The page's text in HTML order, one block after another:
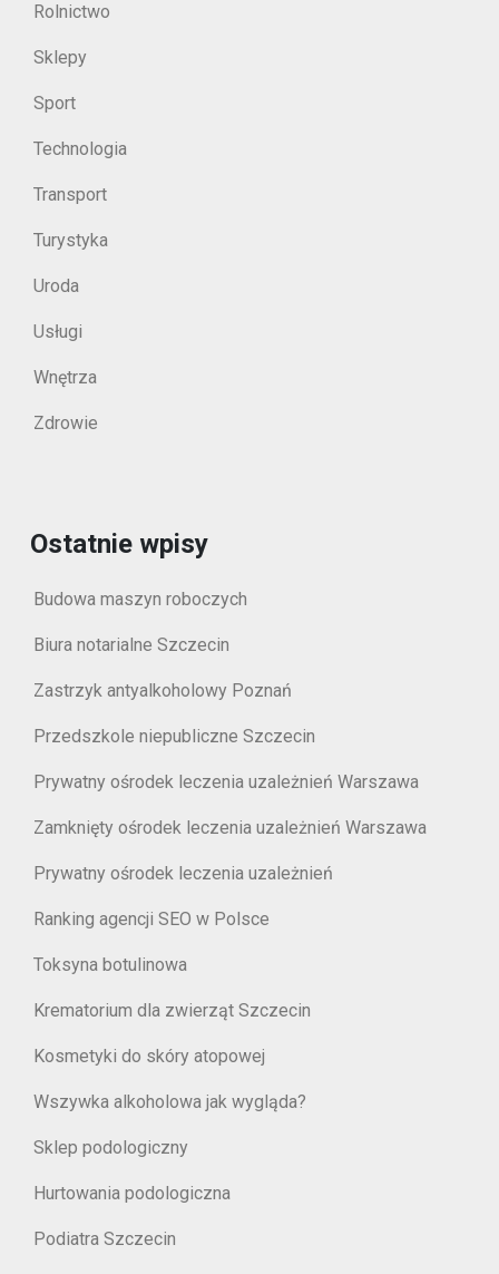
Rolnictwo
Sklepy
Sport
Technologia
Transport
Turystyka
Uroda
Usługi
Wnętrza
Zdrowie
Ostatnie wpisy
Budowa maszyn roboczych
Biura notarialne Szczecin
Zastrzyk antyalkoholowy Poznań
Przedszkole niepubliczne Szczecin
Prywatny ośrodek leczenia uzależnień Warszawa
Zamknięty ośrodek leczenia uzależnień Warszawa
Prywatny ośrodek leczenia uzależnień
Ranking agencji SEO w Polsce
Toksyna botulinowa
Krematorium dla zwierząt Szczecin
Kosmetyki do skóry atopowej
Wszywka alkoholowa jak wygląda?
Sklep podologiczny
Hurtowania podologiczna
Podiatra Szczecin